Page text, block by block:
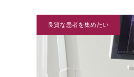
良質な患者を集めたい